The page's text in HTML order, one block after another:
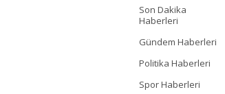
Son Dakika
Haberleri
Gündem Haberleri
Politika Haberleri
Spor Haberleri